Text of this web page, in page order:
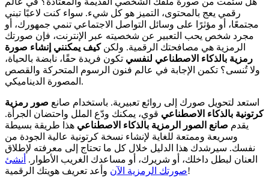
رقمي يعج بالمحتوى، التميز هو كل شيء. سواء كنت لاعبًا تبني
مجتمعًا، أو مؤثرًا على وسائل التواصل الاجتماعي تنمي جمهورك، أو
مجرد شخص يحب التعبير عن شخصيته عبر الإنترنت، فإن صورتك
الرمزية هي مصافحتك الرقمية. ولكنكيف يمكنني إنشاء صورة
رمزية بالذكاء الاصطناعي لنفسي تكون فريدة حقًا، نابضة بالحياة،
ولا تُنسى؟ تكمن الإجابة في عالم فنون الرسوم المتحركة والقصص
المصورة الديناميكي.
استعد لتحويل صورك إلى روائع تعبيرية. باستخدام صانع صور رمزية
كرتونية بالذكاء الاصطناعي قوي، يمكنك ودّع الملل واحتضان الجرأة.
يقدم صانع الصور الرمزية بالذكاء الاصطناعي هذا طريقة بسيطة
وسريعة وممتعة للغاية لإنشاء نسخة كرتونية عالية الجودة من
نفسك. سيرشدك هذا الدليل خلال كل ما تحتاج إلى معرفته لإطلاق
العنان لبطل داخلك، أو شريرك، أو مساعدك الغريب الأطوار. أنشئ
صورتك الرمزية الآنوأعد تعريف هويتك الرقمية!